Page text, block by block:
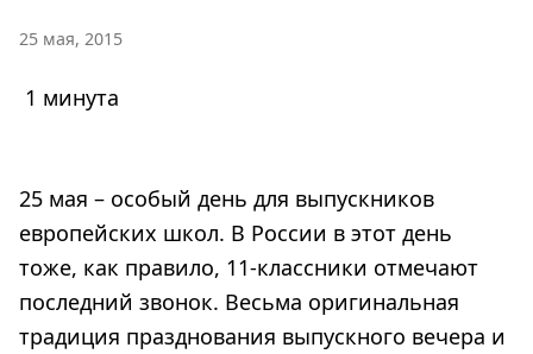
25 мая, 2015
1 минута
25 мая – особый день для выпускников
европейских школ. В России в этот день
тоже, как правило, 11-классники отмечают
последний звонок. Весьма оригинальная
традиция празднования выпускного вечера и